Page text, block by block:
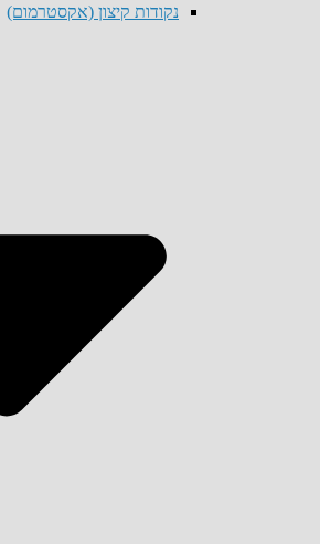
נקודות קיצון (אקסטרמום)